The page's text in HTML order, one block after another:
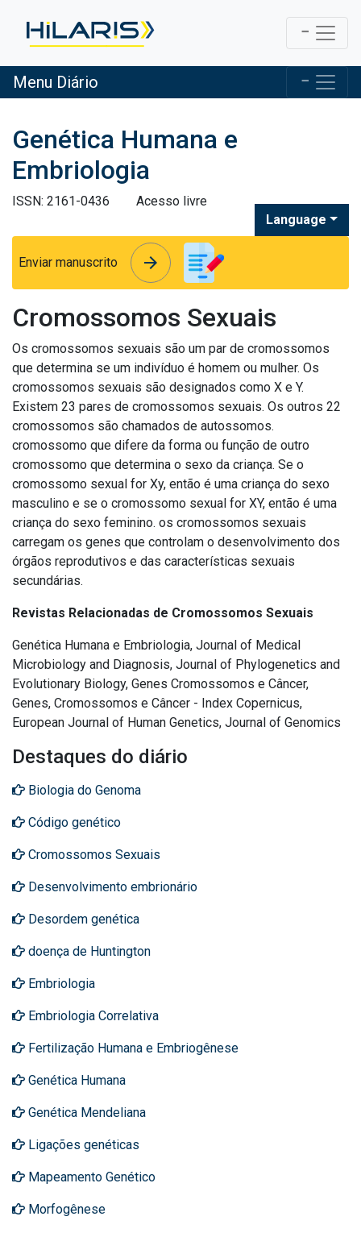
Menu Diário
Genética Humana e
Embriologia
ISSN: 2161-0436
Acesso livre
Language
Enviar manuscrito arrow_forward
arrow_forward
Cromossomos Sexuais
Os cromossomos sexuais são um par de cromossomos
que determina se um indivíduo é homem ou mulher. Os
cromossomos sexuais são designados como X e Y.
Existem 23 pares de cromossomos sexuais. Os outros 22
cromossomos são chamados de autossomos.
cromossomo que difere da forma ou função de outro
cromossomo que determina o sexo da criança. Se o
cromossomo sexual for Xy, então é uma criança do sexo
masculino e se o cromossomo sexual for XY, então é uma
criança do sexo feminino. os cromossomos sexuais
carregam os genes que controlam o desenvolvimento dos
órgãos reprodutivos e das características sexuais
secundárias.
Revistas Relacionadas de Cromossomos Sexuais
Genética Humana e Embriologia, Journal of Medical
Microbiology and Diagnosis, Journal of Phylogenetics and
Evolutionary Biology, Genes Cromossomos e Câncer,
Genes, Cromossomos e Câncer - Index Copernicus,
European Journal of Human Genetics, Journal of Genomics
Destaques do diário
Biologia do Genoma
Código genético
Cromossomos Sexuais
Desenvolvimento embrionário
Desordem genética
doença de Huntington
Embriologia
Embriologia Correlativa
Fertilização Humana e Embriogênese
Genética Humana
Genética Mendeliana
Ligações genéticas
Mapeamento Genético
Morfogênese